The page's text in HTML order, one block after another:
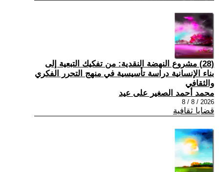
(28) مشروع النهضة النقدية: من تفكيك التبعية إلى
بناء الإنسانية دراسة تأسيسية في منهج التحرر الفكري
والثقافي
محمد أحمد الصغير على عيد
2026 / 8 / 8
قضايا ثقافية